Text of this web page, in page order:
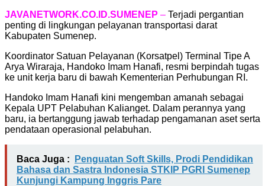
JAVANETWORK.CO.ID.SUMENEP – Terjadi pergantian
penting di lingkungan pelayanan transportasi darat
Kabupaten Sumenep.
Koordinator Satuan Pelayanan (Korsatpel) Terminal Tipe A
Arya Wiraraja, Handoko Imam Hanafi, resmi berpindah tugas
ke unit kerja baru di bawah Kementerian Perhubungan RI.
Handoko Imam Hanafi kini mengemban amanah sebagai
Kepala UPT Pelabuhan Kalianget. Dalam perannya yang
baru, ia bertanggung jawab terhadap pengamanan aset serta
pendataan operasional pelabuhan.
Baca Juga :
Penguatan Soft Skills, Prodi Pendidikan
Bahasa dan Sastra Indonesia STKIP PGRI Sumenep
Kunjungi Kampung Inggris Pare